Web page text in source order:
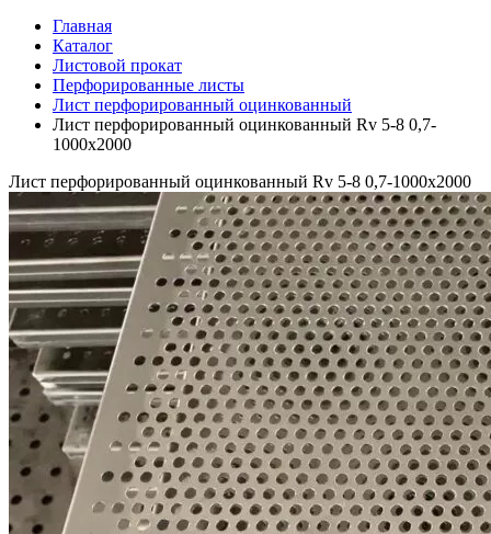
Главная
Каталог
Листовой прокат
Перфорированные листы
Лист перфорированный оцинкованный
Лист перфорированный оцинкованный Rv 5-8 0,7-
1000х2000
Лист перфорированный оцинкованный Rv 5-8 0,7-1000х2000